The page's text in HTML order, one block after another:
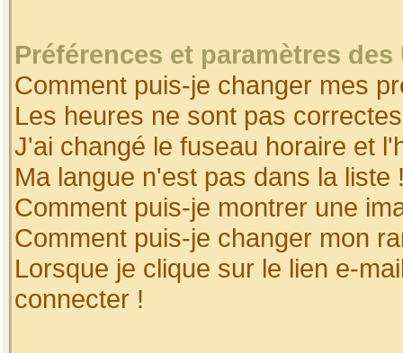
Préférences et paramètres
Comment puis-je changer mes
Les heures ne sont pas
J'ai changé le fuseau horaire et
Ma langue n'est pas dans la liste
Comment puis-je montrer une
Comment puis-je changer mon
Lorsque je clique sur le lien e-
connecter !